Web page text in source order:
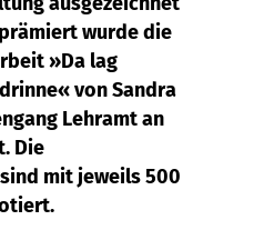
wurde die
»Da lag
von Sandra
Lehramt an
Die
mit jeweils 500